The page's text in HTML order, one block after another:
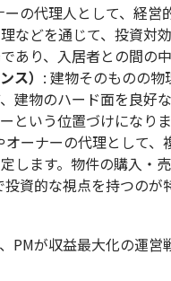
ーの代理人として、経営
などを通じて、投資対
あり、入居者との間の
ス） : 建物そのものの物
物のハード面を良好
という位置づけになりま
オーナーの代理として
します。物件の購入・
資的な視点を持つのが
PMが収益最大化の運営